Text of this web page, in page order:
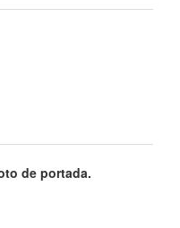
de portada.